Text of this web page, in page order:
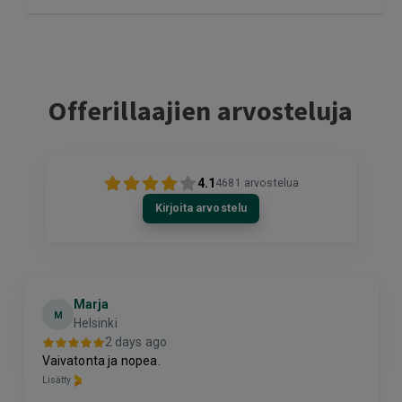
Offerillaajien arvosteluja
4.1 4681 arvostelua
Kirjoita arvostelu
M
Marja
Helsinki
2 days ago
Vaivatonta ja nopea.
Lisätty